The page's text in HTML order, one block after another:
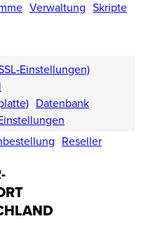
Verwaltung Skripte
Einstellungen)
Datenbank
Reseller